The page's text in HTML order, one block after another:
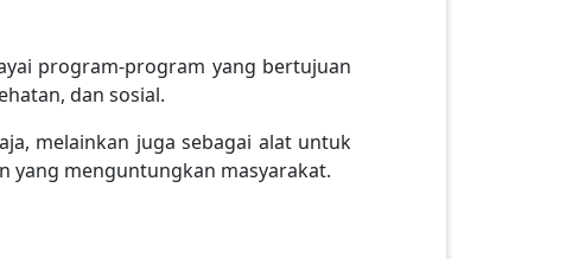
program-program yang bertujuan
dan sosial.
melainkan juga sebagai alat untuk
menguntungkan masyarakat.